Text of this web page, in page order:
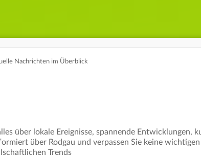
Nachrichten im Überblick
über lokale Ereignisse, spannende Entwicklungen,
über Rodgau und verpassen Sie keine
Trends